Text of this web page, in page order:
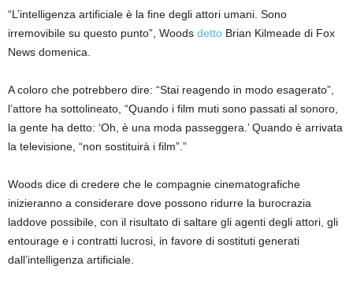
“L’intelligenza artificiale è la fine degli attori umani. Sono
irremovibile su questo punto”, Woods detto Brian Kilmeade di Fox
News domenica.
A coloro che potrebbero dire: “Stai reagendo in modo esagerato”,
l’attore ha sottolineato, “Quando i film muti sono passati al sonoro,
la gente ha detto: ‘Oh, è una moda passeggera.’ Quando è arrivata
la televisione, “non sostituirà i film”.”
Woods dice di credere che le compagnie cinematografiche
inizieranno a considerare dove possono ridurre la burocrazia
laddove possibile, con il risultato di saltare gli agenti degli attori, gli
entourage e i contratti lucrosi, in favore di sostituti generati
dall’intelligenza artificiale.